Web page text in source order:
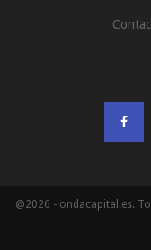
@2026 - ondacapital.es.